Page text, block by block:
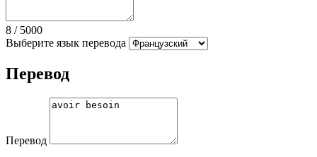
8 / 5000
Выберите язык перевода
Перевод
Перевод